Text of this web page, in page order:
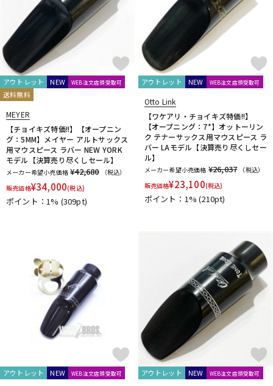
RSBerkeley
Schilke Seibold SEIKO
Selmer Paris
Silent Felt
Silverstein
SML（Strasser Marigaux Lemaire）
SNOOPY WITH MUSIC
SOULO MUTE
SST(Schucht Sax Technology)
Stomvi
Stork
SUPERSLICK
T-Z
T.K MELODY TABIBITO TAHORNG
Ted Klum
Theo Wanne
TORAYSEE
trumpet station
Ullven
Ultra breathe
Ultra-Pure UNISON unknown
UPMUTE
VACCHIANO
VANDOREN VIVACE waltons
Warburton
Winds Score
Wood Stone XO YAMAHA
YANAGISAWA
YUPON
Zac
他
アケタオカリーナ
Intercept Technology
GAT Custom Brass
TK Melody
HINO MG Leather Work
ELISE
PARAFIT
Hollywood Winds
CG Mouthpiece
Wedge Frate Precision Shastock
BORGANI
New York Stage 1
Brass Gear Syos
アウトレット NEW WEB注文店頭受取可
送料無料
MEYER
【チョイキズ特価!!】【オープニン
グ：5MM】メイヤー アルトサックス
用マウスピース ラバー NEW YORK
モデル【決算売り尽くしセール】
メーカー希望小売価格 ¥42,680
（税込）
販売価格¥34,000(税込)
ポイント：1% (309pt)
アウトレット NEW WEB注文店頭受取可
Otto Link
【ワケアリ・チョイキズ特価!!】
【オープニング：7*】オットーリン
ク テナーサックス用マウスピース ラ
バー LAモデル【決算売り尽くしセー
ル】
メーカー希望小売価格 ¥26,037
（税込）
販売価格¥23,100(税込)
ポイント：1%(210pt)
アウトレット NEW WEB注文店頭受取可 アウトレット NEW WEB注文店頭受取可